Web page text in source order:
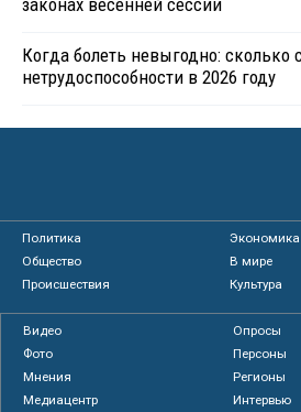
Когда болеть невыгодно: сколько
нетрудоспособности в 2026 году
Политика
Экономика
Общество
В мире
Происшествия
Культура
Видео
Опросы
Фото
Персоны
Мнения
Регионы
Медиацентр
Интервью